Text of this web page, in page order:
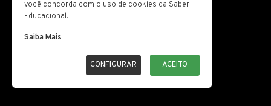
você concorda com o uso de cookies da Saber
Educacional.
Saiba Mais
CONFIGURAR ACEITO